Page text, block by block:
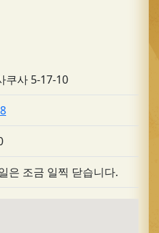
쿠사 5-17-10
은 조금 일찍 닫습니다.